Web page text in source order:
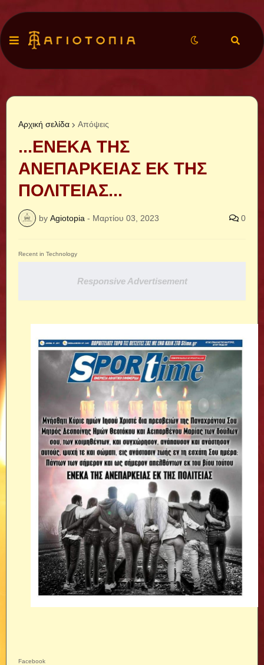
Αρχική σελίδα Απόψεις
...ΕΝΕΚΑ ΤΗΣ
ΑΝΕΠΑΡΚΕΙΑΣ ΕΚ ΤΗΣ
ΠΟΛΙΤΕΙΑΣ...
by Agiotopia - Μαρτίου 03, 2023 0
Recent in Technology
Responsive Advertisement
Facebook